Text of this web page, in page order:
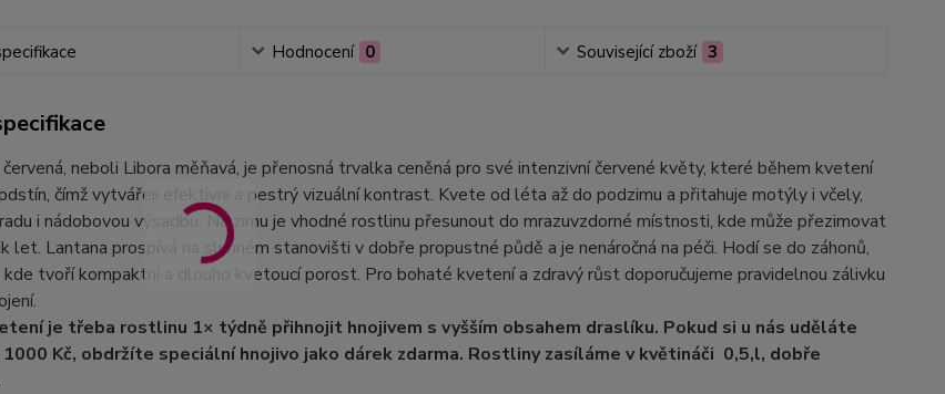
Hodnocení 0 Související zboží 3
červená, neboli Libora měňavá, je přenosná trvalka ceněná pro své intenzivní červené květy, které během kvetení
čímž vytvářejí efektivní a pestrý vizuální kontrast. Kvete od léta až do podzimu a přitahuje motýly i včely,
i nádobovou výsadbu. Na zimu je vhodné rostlinu přesunout do mrazuvzdorné místnosti, kde může přezimovat
let. Lantana prospívá na slunném stanovišti v dobře propustné půdě a je nenáročná na péči. Hodí se do záhonů,
kde tvoří kompaktní a dlouho kvetoucí porost. Pro bohaté kvetení a zdravý růst doporučujeme pravidelnou zálivku
je třeba rostlinu 1× týdně přihnojit hnojivem s vyšším obsahem draslíku. Pokud si u nás uděláte
1000 Kč, obdržíte speciální hnojivo jako dárek zdarma. Rostliny zasíláme v květináči 0,5,l, dobře